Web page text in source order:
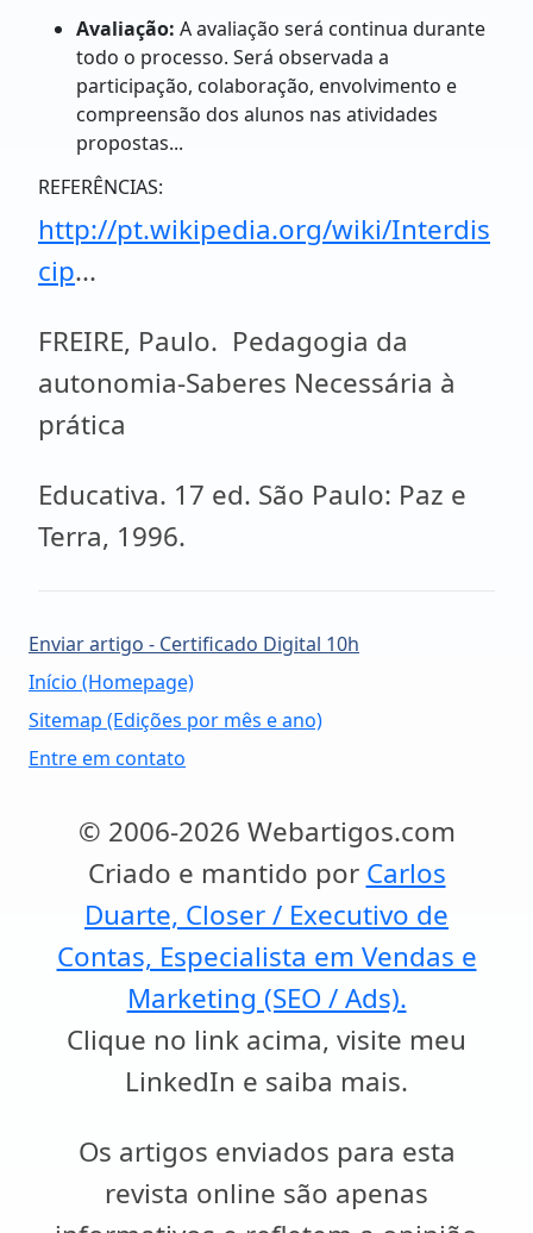
Avaliação: A avaliação será continua durante
todo o processo. Será observada a
participação, colaboração, envolvimento e
compreensão dos alunos nas atividades
propostas...
REFERÊNCIAS:
http://pt.wikipedia.org/wiki/Interdis
cip...
FREIRE, Paulo. Pedagogia da
autonomia-Saberes Necessária à
prática
Educativa. 17 ed. São Paulo: Paz e
Terra, 1996.
Enviar artigo - Certificado Digital 10h
Início (Homepage)
Sitemap (Edições por mês e ano)
Entre em contato
© 2006-2026 Webartigos.com
Criado e mantido por Carlos
Duarte, Closer / Executivo de
Contas, Especialista em Vendas e
Marketing (SEO / Ads).
Clique no link acima, visite meu
LinkedIn e saiba mais.
Os artigos enviados para esta
revista online são apenas